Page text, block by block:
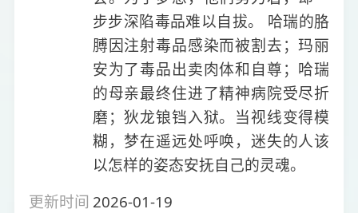
步步深陷毒品难以自拔。 哈瑞的胳
膊因注射毒品感染而被割去；玛丽
安为了毒品出卖肉体和自尊；哈瑞
的母亲最终住进了精神病院受尽折
磨；狄龙锒铛入狱。当视线变得模
糊，梦在遥远处呼唤，迷失的人该
以怎样的姿态安抚自己的灵魂。
更新时间 2026-01-19